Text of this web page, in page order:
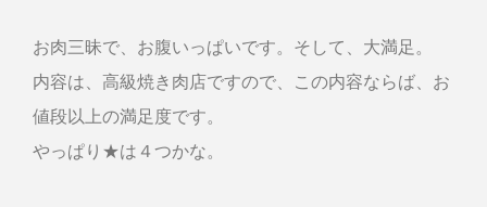
お肉三昧で、お腹いっぱいです。そして、大満足。
内容は、高級焼き肉店ですので、この内容ならば、お
値段以上の満足度です。
やっぱり★は４つかな。